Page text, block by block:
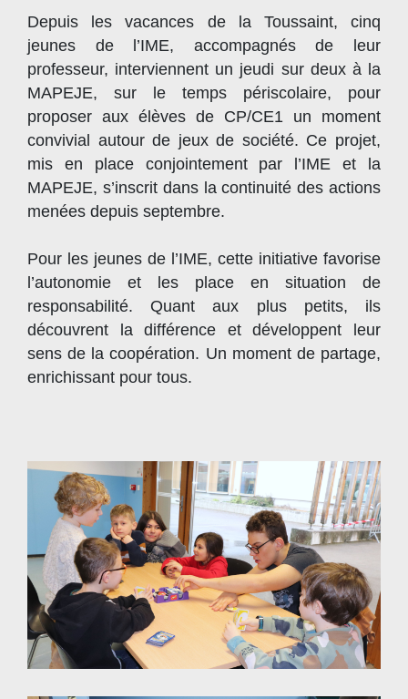
Depuis les vacances de la Toussaint, cinq
jeunes de l’IME, accompagnés de leur
professeur, interviennent un jeudi sur deux à la
MAPEJE, sur le temps périscolaire, pour
proposer aux élèves de CP/CE1 un moment
convivial autour de jeux de société. Ce projet,
mis en place conjointement par l’IME et la
MAPEJE, s’inscrit dans la continuité des actions
menées depuis septembre.
Pour les jeunes de l’IME, cette initiative favorise
l’autonomie et les place en situation de
responsabilité. Quant aux plus petits, ils
découvrent la différence et développent leur
sens de la coopération. Un moment de partage,
enrichissant pour tous.